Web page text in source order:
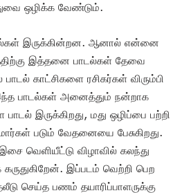
ஒழிக்க வேண்டும்.
இருக்கின்றன. ஆனால் என்னை
இத்தனை பாடல்கள் தேவை
காட்சிகளை ரசிகர்கள் விரும்பி
பாடல்கள் அனைத்தும் நன்றாக
இருக்கிறது, மது ஒழிப்பை பற்றி
படும் வேதனையை பேசுகிறது.
வெளியீட்டு விழாவில் கலந்து
இப்படம் வெற்றி பெற
செய்த பணம் தயாரிப்பாளருக்கு